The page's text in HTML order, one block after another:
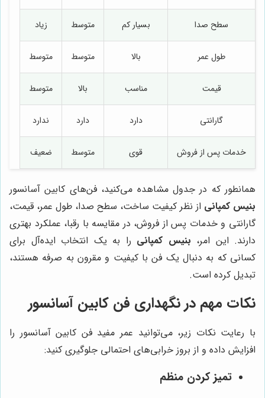
سطح صدا بسیار کم متوسط زیاد
طول عمر بالا متوسط متوسط
قیمت مناسب بالا متوسط
گارانتی دارد دارد ندارد
خدمات پس از فروش قوی متوسط ضعیف
همانطور که در جدول مشاهده می‌کنید، فن‌های کابین آسانسور
بنیس کمپانی از نظر کیفیت ساخت، سطح صدا، طول عمر، قیمت،
گارانتی و خدمات پس از فروش، در مقایسه با رقبا، عملکرد بهتری
دارند. این امر، بنیس کمپانی را به یک انتخاب ایده‌آل برای
کسانی که به دنبال یک فن با کیفیت و مقرون به صرفه هستند،
تبدیل کرده است.
نکات مهم در نگهداری فن کابین آسانسور
با رعایت نکات زیر، می‌توانید عمر مفید فن کابین آسانسور را
افزایش داده و از بروز خرابی‌های احتمالی جلوگیری کنید:
تمیز کردن منظم